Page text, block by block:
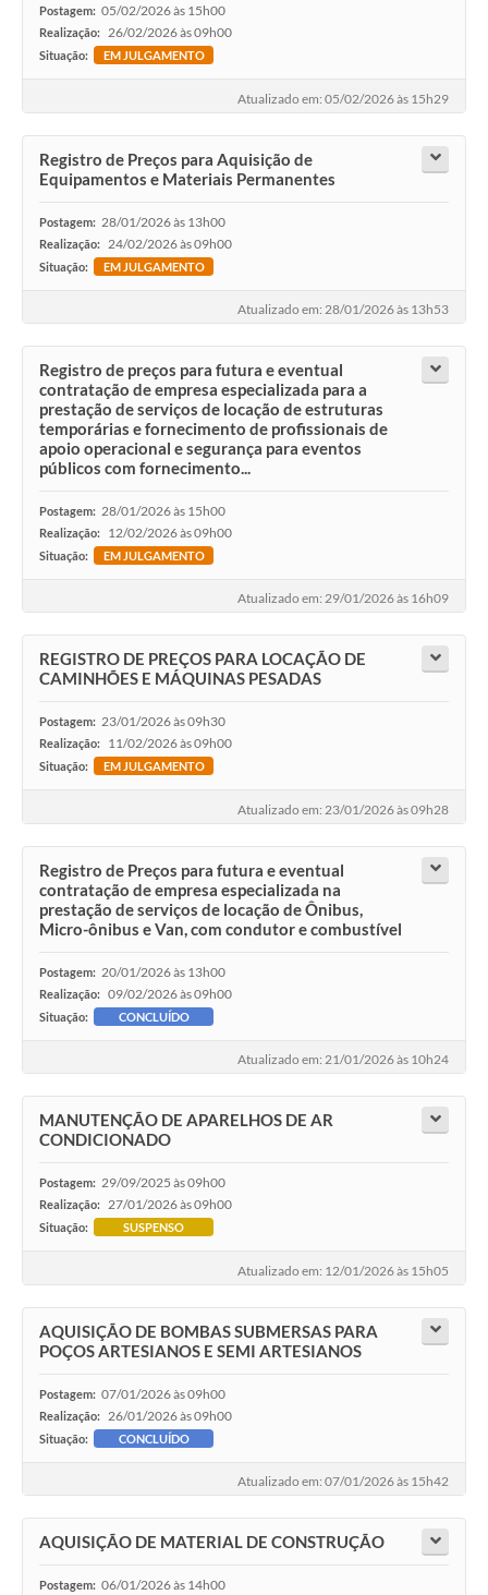
Postagem: 05/02/2026 às 15h00
Realização: 26/02/2026 às 09h00
Situação: EM JULGAMENTO
Atualizado em: 05/02/2026 às 15h29
Registro de Preços para Aquisição de
Equipamentos e Materiais Permanentes
Postagem: 28/01/2026 às 13h00
Realização: 24/02/2026 às 09h00
Situação: EM JULGAMENTO
Atualizado em: 28/01/2026 às 13h53
Registro de preços para futura e eventual
contratação de empresa especializada para a
prestação de serviços de locação de estruturas
temporárias e fornecimento de profissionais de
apoio operacional e segurança para eventos
públicos com fornecimento...
Postagem: 28/01/2026 às 15h00
Realização: 12/02/2026 às 09h00
Situação: EM JULGAMENTO
Atualizado em: 29/01/2026 às 16h09
REGISTRO DE PREÇOS PARA LOCAÇÃO DE
CAMINHÕES E MÁQUINAS PESADAS
Postagem: 23/01/2026 às 09h30
Realização: 11/02/2026 às 09h00
Situação: EM JULGAMENTO
Atualizado em: 23/01/2026 às 09h28
Registro de Preços para futura e eventual
contratação de empresa especializada na
prestação de serviços de locação de Ônibus,
Micro-ônibus e Van, com condutor e combustível
Postagem: 20/01/2026 às 13h00
Realização: 09/02/2026 às 09h00
Situação: CONCLUÍDO
Atualizado em: 21/01/2026 às 10h24
MANUTENÇÃO DE APARELHOS DE AR
CONDICIONADO
Postagem: 29/09/2025 às 09h00
Realização: 27/01/2026 às 09h00
Situação: SUSPENSO
Atualizado em: 12/01/2026 às 15h05
AQUISIÇÃO DE BOMBAS SUBMERSAS PARA
POÇOS ARTESIANOS E SEMI ARTESIANOS
Postagem: 07/01/2026 às 09h00
Realização: 26/01/2026 às 09h00
Situação: CONCLUÍDO
Atualizado em: 07/01/2026 às 15h42
AQUISIÇÃO DE MATERIAL DE CONSTRUÇÃO
Postagem: 06/01/2026 às 14h00